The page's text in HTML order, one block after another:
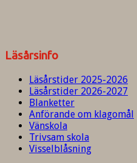
Läsårsinfo
Läsårstider 2025-2026
Läsårstider 2026-2027
Blanketter
Anförande om klagomål
Vänskola
Trivsam skola
Visselblåsning